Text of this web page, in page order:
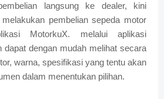
langsung ke dealer, kini
pembelian sepeda motor
MotorkuX. melalui aplikasi
dapat dengan mudah melihat secara
warna, spesifikasi yang tentu akan
dalam menentukan pilihan.